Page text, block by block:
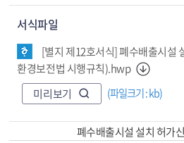
서식파일
[별지 제12호서식] 폐수배출시설
환경보전법 시행규칙).hwp
미리보기
(파일크기 : kb)
폐수배출시설 설치 허가